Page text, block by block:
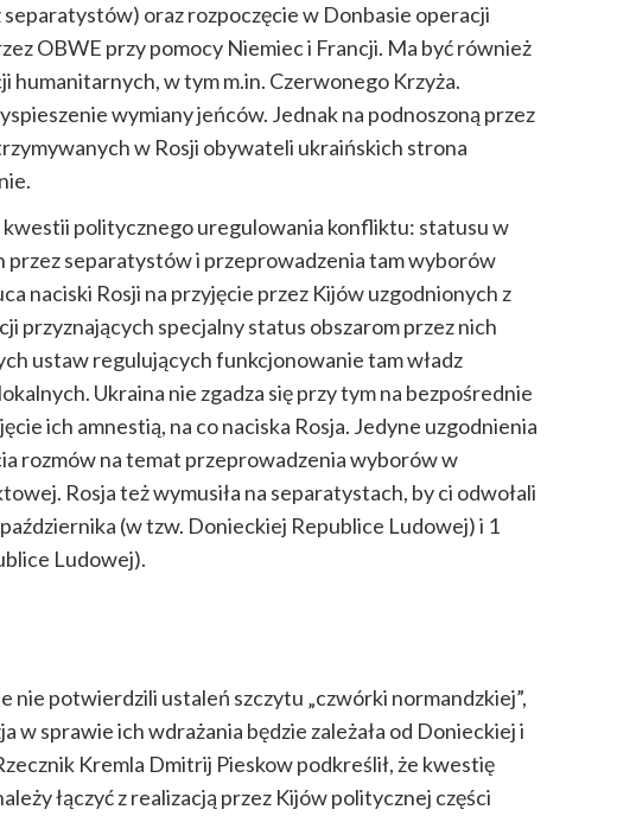
oraz rozpoczęcie w Donbasie operacji
OBWE przy pomocy Niemiec i Francji. Ma być również
humanitarnych, w tym m.in. Czerwonego Krzyża.
wymiany jeńców. Jednak na podnoszoną przez
w Rosji obywateli ukraińskich strona
politycznego uregulowania konfliktu: statusu w
przez separatystów i przeprowadzenia tam wyborów
naciski Rosji na przyjęcie przez Kijów uzgodnionych z
przyznających specjalny status obszarom przez nich
ustaw regulujących funkcjonowanie tam władz
Ukraina nie zgadza się przy tym na bezpośrednie
ich amnestią, na co naciska Rosja. Jedyne uzgodnienia
rozmów na temat przeprowadzenia wyborów w
Rosja też wymusiła na separatystach, by ci odwołali
(w tzw. Donieckiej Republice Ludowej) i 1
Ludowej).
nie potwierdzili ustaleń szczytu „czwórki normandzkiej”,
w sprawie ich wdrażania będzie zależała od Donieckiej i
Kremla Dmitrij Pieskow podkreślił, że kwestię
łączyć z realizacją przez Kijów politycznej części